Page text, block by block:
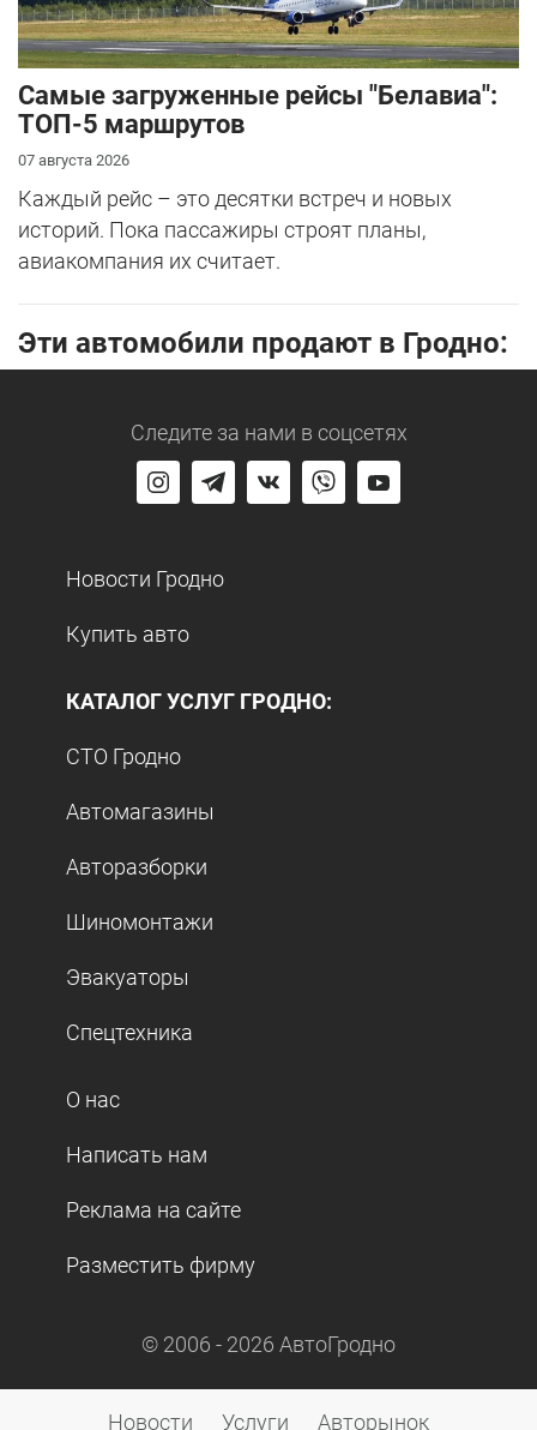
Самые загруженные рейсы "Белавиа":
ТОП-5 маршрутов
07 августа 2026
Каждый рейс – это десятки встреч и новых
историй. Пока пассажиры строят планы,
авиакомпания их считает.
Эти автомобили продают в Гродно:
Следите за нами в соцсетях
Новости Гродно
Купить авто
КАТАЛОГ УСЛУГ ГРОДНО:
СТО Гродно
Автомагазины
Авторазборки
Шиномонтажи
Эвакуаторы
Спецтехника
О нас
Написать нам
Реклама на сайте
Разместить фирму
© 2006 - 2026 АвтоГродно
Новости Услуги Авторынок